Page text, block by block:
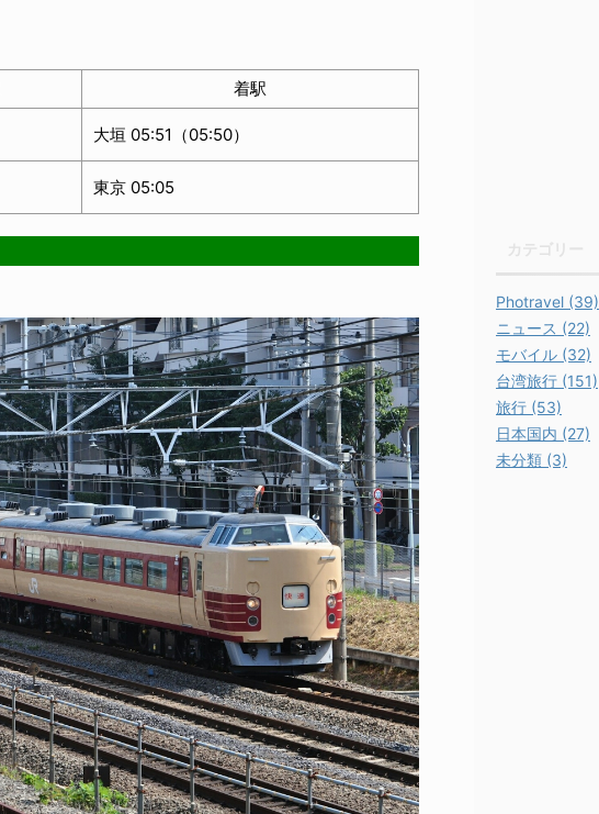
着駅
大垣 05:51（05:50）
東京 05:05
Photravel (39)
ニュース (22)
モバイル (32)
台湾旅行 (151)
旅行 (53)
日本国内 (27)
未分類 (3)